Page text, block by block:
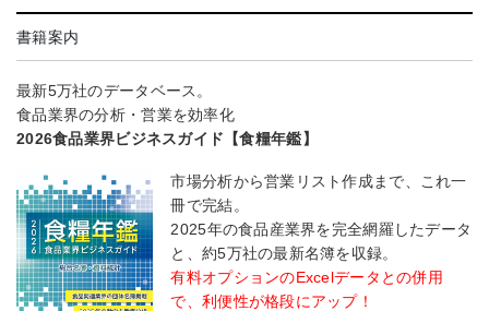
書籍案内
最新5万社のデータベース。
食品業界の分析・営業を効率化
2026食品業界ビジネスガイド【食糧年鑑】
市場分析から営業リスト作成まで、これ一
冊で完結。
2025年の食品産業界を完全網羅したデータ
と、約5万社の最新名簿を収録。
有料オプションのExcelデータとの併用
で、利便性が格段にアップ！